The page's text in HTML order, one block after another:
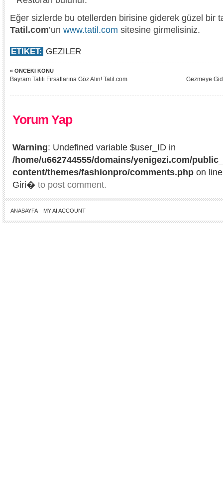
Eğer sizlerde bu otellerden birisine giderek güzel bir
Tatil.com’un www.tatil.com sitesine girmelisiniz.
ETIKET: GEZILER
« ONCEKI KONU
Bayram Tatili Fırsatlarına Göz Atın! Tatil.com Gezmeye
Yorum Yap
Warning: Undefined variable $user_ID in
/home/u662744555/domains/yenigezi.com/
content/themes/fashionpro/comments.php on
Giri� to post comment.
ANASAYFA MY AI ACCOUNT